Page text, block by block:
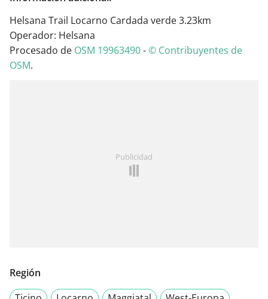
Helsana Trail Locarno Cardada verde 3.23km
Operador: Helsana
Procesado de OSM 19963490-© Contribuyentes de
OSM.
Publicidad
Región